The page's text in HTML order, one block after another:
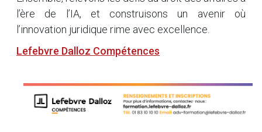
l’ère de l’IA, et construisons un avenir où
l’innovation juridique rime avec excellence.
Lefebvre Dalloz Compétences